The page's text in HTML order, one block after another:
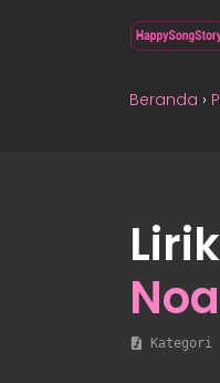
Beranda ›
Kategori